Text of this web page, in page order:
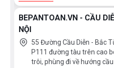
BEPANTOAN.VN - CẦU
NỘI
55 Đường Cầu Diễn - Bắc
P111 đường tàu trên cao
trôi, phùng đi về hướng